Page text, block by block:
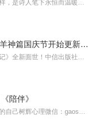
小猪屏蓬十二生肖神8 羊神篇国庆节开始更新啦！
陪伴》